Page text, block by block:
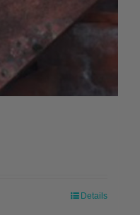
Details